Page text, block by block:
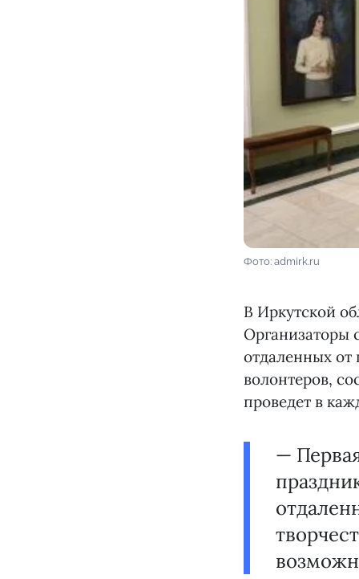
Фото: admirk.ru
В Иркутской
Организаторы
отдаленных от
волонтеров,
проведет в
—